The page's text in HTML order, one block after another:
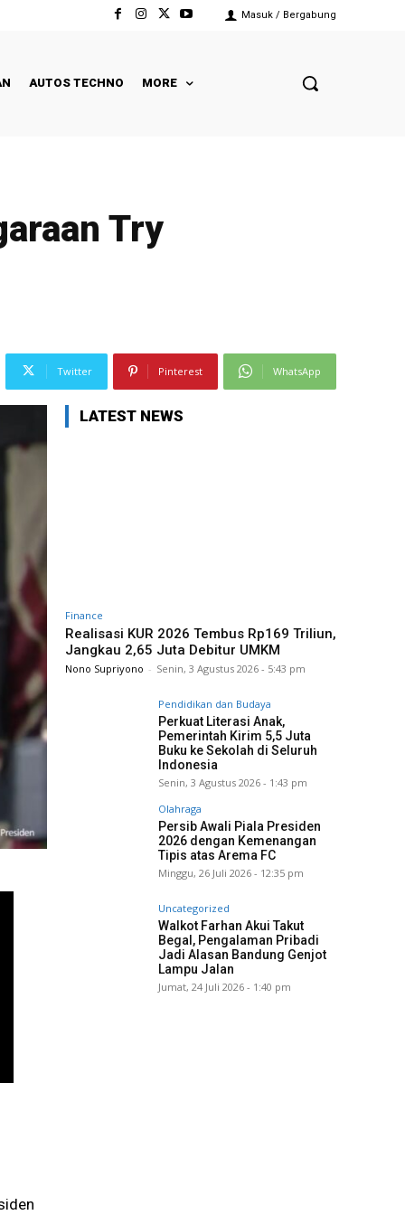
Masuk / Bergabung
AUTOS TECHNO MORE
Try
Twitter Pinterest WhatsApp
LATEST NEWS
Finance
Realisasi KUR 2026 Tembus Rp169 Triliun,
Jangkau 2,65 Juta Debitur UMKM
Nono Supriyono - Senin, 3 Agustus 2026 - 5:43 pm
Pendidikan dan Budaya
Perkuat Literasi Anak,
Pemerintah Kirim 5,5 Juta
Buku ke Sekolah di Seluruh
Indonesia
Senin, 3 Agustus 2026 - 1:43 pm
Olahraga
Persib Awali Piala Presiden
2026 dengan Kemenangan
Tipis atas Arema FC
Minggu, 26 Juli 2026 - 12:35 pm
Uncategorized
Walkot Farhan Akui Takut
Begal, Pengalaman Pribadi
Jadi Alasan Bandung Genjot
Lampu Jalan
Jumat, 24 Juli 2026 - 1:40 pm